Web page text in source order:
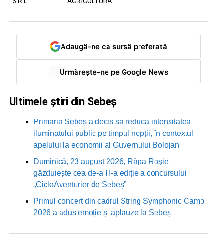
Adaugă-ne ca sursă preferată
Urmărește-ne pe Google News
Ultimele știri din Sebeș
Primăria Sebeș a decis să reducă intensitatea
iluminatului public pe timpul nopții, în contextul
apelului la economii al Guvernului Bolojan
Duminică, 23 august 2026, Râpa Roșie
găzduiește cea de-a III-a ediție a concursului
„CicloAventurier de Sebeș”
Primul concert din cadrul String Symphonic Camp
2026 a adus emoție și aplauze la Sebeș